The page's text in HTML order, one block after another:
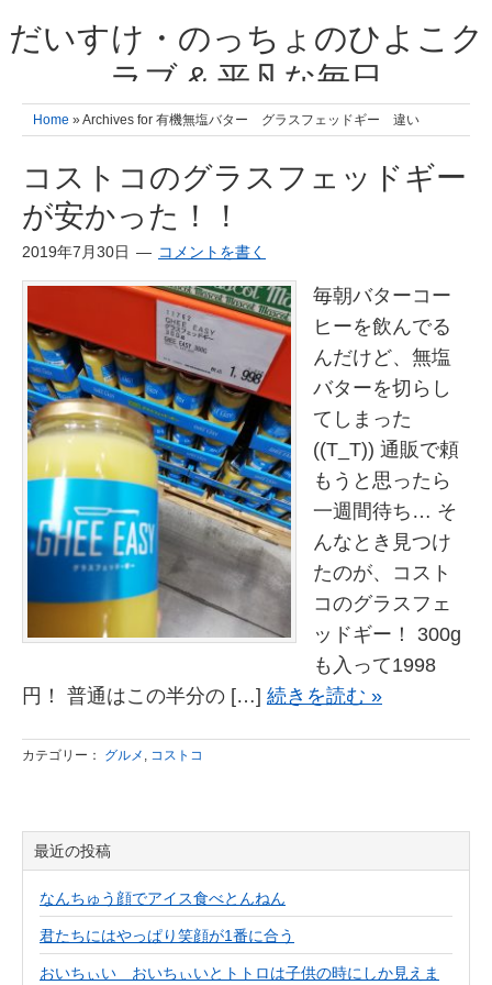
だいすけ・のっちょのひよこク
ラブ & 平凡な毎日
我が家の3人のひよこ成長日記と雑記 何十年後かに、大きくなったひよ
こ達とこの成長記を読み返すことを夢見て。& 3児ママの平凡日記 日々
Home » Archives for 有機無塩バター グラスフェッドギー 違い
コストコのグラスフェッドギー
が安かった！！
2019年7月30日 コメントを書く
毎朝バターコー
ヒーを飲んでる
んだけど、無塩
バターを切らし
てしまった
((T_T)) 通販で頼
もうと思ったら
一週間待ち… そ
んなとき見つけ
たのが、コスト
コのグラスフェ
ッドギー！ 300g
も入って1998
円！ 普通はこの半分の […] 続きを読む »
カテゴリー： グルメ , コストコ
最近の投稿
なんちゅう顔でアイス食べとんねん
君たちにはやっぱり笑顔が1番に合う
おいちぃい おいちぃいとトトロは子供の時にしか見えま